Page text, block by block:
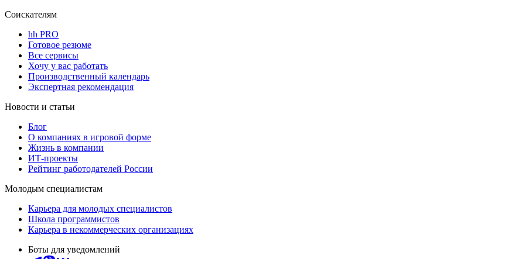
Соискателям
hh PRO
Готовое резюме
Все сервисы
Хочу у вас работать
Производственный календарь
Экспертная рекомендация
Новости и статьи
Блог
О компаниях в игровой форме
Жизнь в компании
ИТ-проекты
Рейтинг работодателей России
Молодым специалистам
Карьера для молодых специалистов
Школа программистов
Карьера в некоммерческих организациях
Боты для уведомлений